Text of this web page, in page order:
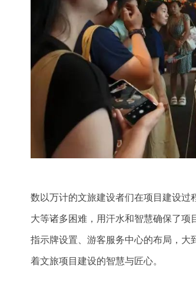
数以万计的文旅建设者们在项目建设
大等诸多困难，用汗水和智慧确保了
指示牌设置、游客服务中心的布局，
着文旅项目建设的智慧与匠心。